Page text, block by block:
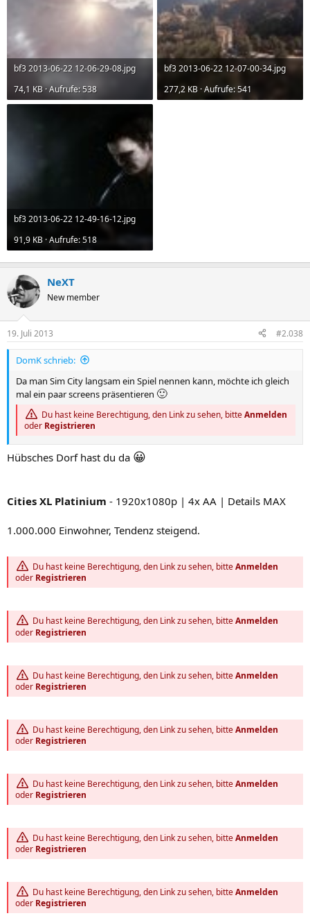
bf3 2013-06-22 12-06-29-08.jpg
74,1 KB · Aufrufe: 538
bf3 2013-06-22 12-07-00-34.jpg
277,2 KB · Aufrufe: 541
bf3 2013-06-22 12-49-16-12.jpg
91,9 KB · Aufrufe: 518
NeXT
New member
19. Juli 2013 #2.038
DomK schrieb:
Da man Sim City langsam ein Spiel nennen kann, möchte ich gleich
mal ein paar screens präsentieren 🙂
Du hast keine Berechtigung, den Link zu sehen, bitteAnmelden
oder Registrieren
Hübsches Dorf hast du da 😀
Cities XL Platinium - 1920x1080p | 4x AA | Details MAX
1.000.000 Einwohner, Tendenz steigend.
Du hast keine Berechtigung, den Link zu sehen, bitteAnmelden
oder Registrieren
Du hast keine Berechtigung, den Link zu sehen, bitteAnmelden
oder Registrieren
Du hast keine Berechtigung, den Link zu sehen, bitteAnmelden
oder Registrieren
Du hast keine Berechtigung, den Link zu sehen, bitteAnmelden
oder Registrieren
Du hast keine Berechtigung, den Link zu sehen, bitteAnmelden
oder Registrieren
Du hast keine Berechtigung, den Link zu sehen, bitteAnmelden
oder Registrieren
Du hast keine Berechtigung, den Link zu sehen, bitteAnmelden
oder Registrieren